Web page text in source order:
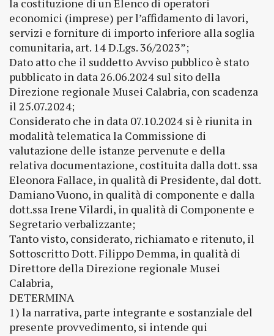
la costituzione di un Elenco di operatori
economici (imprese) per l’affidamento di lavori,
servizi e forniture di importo inferiore alla soglia
comunitaria, art. 14 D.Lgs. 36/2023”;
Dato atto che il suddetto Avviso pubblico è stato
pubblicato in data 26.06.2024 sul sito della
Direzione regionale Musei Calabria, con scadenza
il 25.07.2024;
Considerato che in data 07.10.2024 si è riunita in
modalità telematica la Commissione di
valutazione delle istanze pervenute e della
relativa documentazione, costituita dalla dott. ssa
Eleonora Fallace, in qualità di Presidente, dal dott.
Damiano Vuono, in qualità di componente e dalla
dott.ssa Irene Vilardi, in qualità di Componente e
Segretario verbalizzante;
Tanto visto, considerato, richiamato e ritenuto, il
Sottoscritto Dott. Filippo Demma, in qualità di
Direttore della Direzione regionale Musei
Calabria,
DETERMINA
1) la narrativa, parte integrante e sostanziale del
presente provvedimento, si intende qui